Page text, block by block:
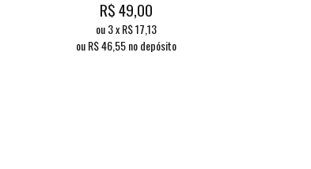
R$49,00
ou3xR$17,13
ou R$46,55no depósito